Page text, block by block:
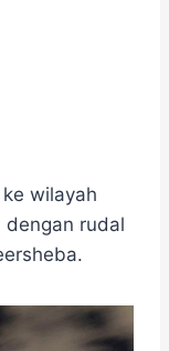
wilayah
dengan rudal